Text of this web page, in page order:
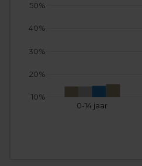
0-14 jaar
10%
20%
30%
40%
50%